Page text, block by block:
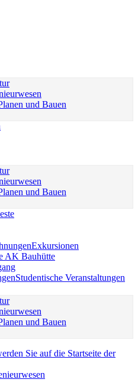
und Bauen
und Bauen
Exkursionen
AK Bauhütte
Studentische Veranstaltungen
und Bauen